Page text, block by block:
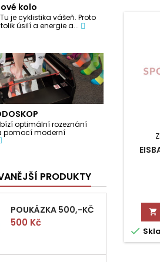
kolo
je cyklistika vášeň. Proto
úsilí a energie a...
optimální rozeznání
pomocí moderní
PRODUKTY
POUKÁZKA 500,-KČ
Cena
500 Kč

